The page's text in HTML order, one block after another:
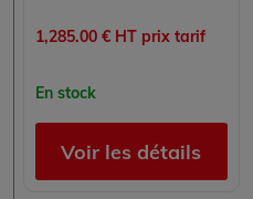
1,285.00 € HT prix tarif
En stock
Voir les détails